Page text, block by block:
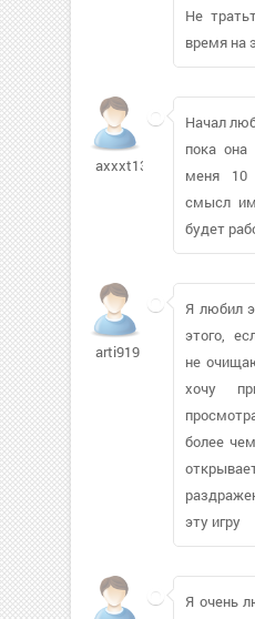
Не
время на
axxxt135
Начал
пока она
меня 10
смысл
будет
arti919
Я любил
этого,
не
хочу
более
эту игру
Я очень